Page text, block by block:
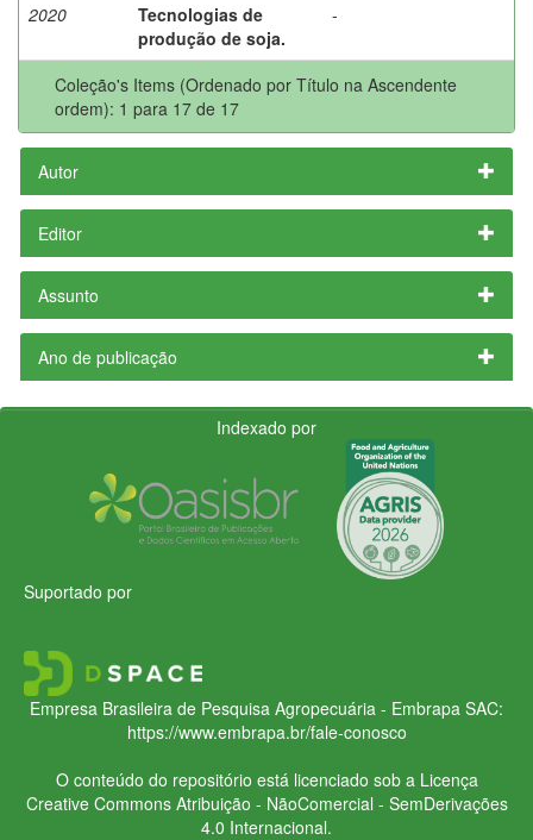
2020
Tecnologias de
produção de soja.
-
Coleção's Items (Ordenado por Título na Ascendente
ordem): 1 para 17 de 17
Autor
Editor
Assunto
Ano de publicação
Indexado por
Suportado por
Empresa Brasileira de Pesquisa Agropecuária - Embrapa SAC:
https://www.embrapa.br/fale-conosco
O conteúdo do repositório está licenciado sob a Licença
Creative CommonsAtribuição - NãoComercial - SemDerivações
4.0 Internacional.